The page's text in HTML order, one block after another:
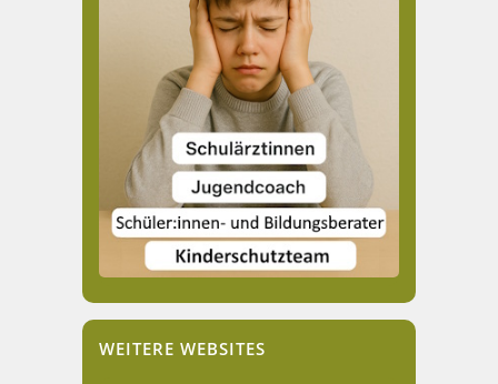
WEITERE WEBSITES